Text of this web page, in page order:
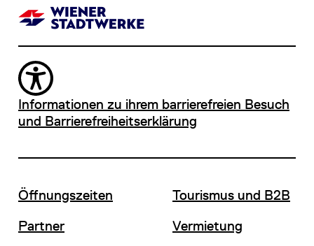
Informationen zu ihrem barrierefreien Besuch
und Barrierefreiheitserklärung
Öffnungszeiten
Partner
Tourismus und B2B
Vermietung